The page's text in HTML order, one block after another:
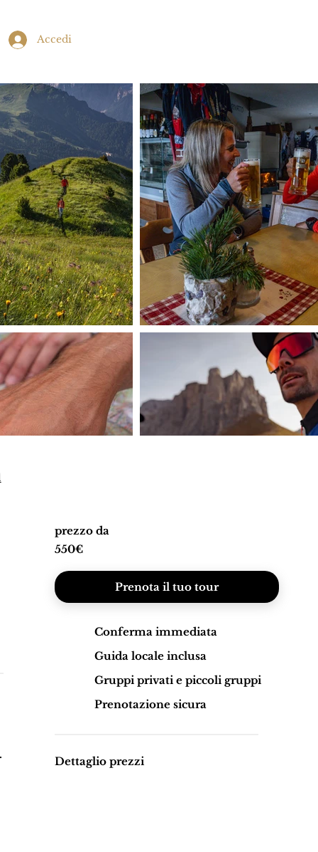
Accedi
prezzo da
550€
Prenota il tuo tour
Conferma immediata
Guida locale inclusa
Gruppi privati e piccoli gruppi
Prenotazione sicura
Dettaglio prezzi